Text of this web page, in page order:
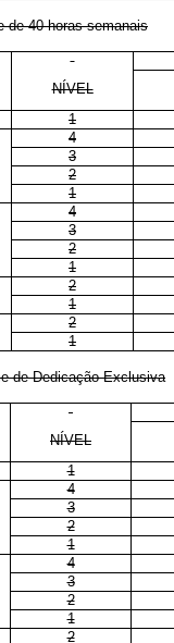
de 40 horas semanais
NÍVEL
1
4
3
2
1
4
3
2
1
2
1
2
1
de Dedicação Exclusiva
NÍVEL
1
4
3
2
1
4
3
2
1
2